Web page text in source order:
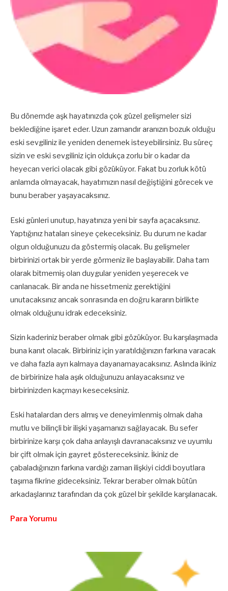
Bu dönemde aşk hayatınızda çok güzel gelişmeler sizi
beklediğine işaret eder. Uzun zamandır aranızın bozuk olduğu
eski sevgiliniz ile yeniden denemek isteyebilirsiniz. Bu süreç
sizin ve eski sevgiliniz için oldukça zorlu bir o kadar da
heyecan verici olacak gibi gözüküyor. Fakat bu zorluk kötü
anlamda olmayacak, hayatımızın nasıl değiştiğini görecek ve
bunu beraber yaşayacaksınız.
Eski günleri unutup, hayatınıza yeni bir sayfa açacaksınız.
Yaptığınız hataları sineye çekeceksiniz. Bu durum ne kadar
olgun olduğunuzu da göstermiş olacak. Bu gelişmeler
birbirinizi ortak bir yerde görmeniz ile başlayabilir. Daha tam
olarak bitmemiş olan duygular yeniden yeşerecek ve
canlanacak. Bir anda ne hissetmeniz gerektiğini
unutacaksınız ancak sonrasında en doğru kararın birlikte
olmak olduğunu idrak edeceksiniz.
Sizin kaderiniz beraber olmak gibi gözüküyor. Bu karşılaşmada
buna kanıt olacak. Birbiriniz için yaratıldığınızın farkına varacak
ve daha fazla ayrı kalmaya dayanamayacaksınız. Aslında ikiniz
de birbirinize hala aşık olduğunuzu anlayacaksınız ve
birbirinizden kaçmayı keseceksiniz.
Eski hatalardan ders almış ve deneyimlenmiş olmak daha
mutlu ve bilinçli bir ilişki yaşamanızı sağlayacak. Bu sefer
birbirinize karşı çok daha anlayışlı davranacaksınız ve uyumlu
bir çift olmak için gayret göstereceksiniz. İkiniz de
çabaladığınızın farkına vardığı zaman ilişkiyi ciddi boyutlara
taşıma fikrine gideceksiniz. Tekrar beraber olmak bütün
arkadaşlarınız tarafından da çok güzel bir şekilde karşılanacak.
Para Yorumu